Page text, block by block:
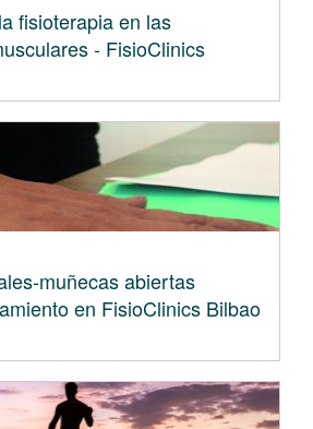
fisioterapia en las
- FisioClinics
muñecas abiertas
en FisioClinics Bilbao